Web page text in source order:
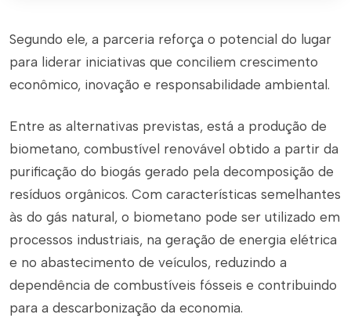
Segundo ele, a parceria reforça o potencial do lugar
para liderar iniciativas que conciliem crescimento
econômico, inovação e responsabilidade ambiental.
Entre as alternativas previstas, está a produção de
biometano, combustível renovável obtido a partir da
purificação do biogás gerado pela decomposição de
resíduos orgânicos. Com características semelhantes
às do gás natural, o biometano pode ser utilizado em
processos industriais, na geração de energia elétrica
e no abastecimento de veículos, reduzindo a
dependência de combustíveis fósseis e contribuindo
para a descarbonização da economia.